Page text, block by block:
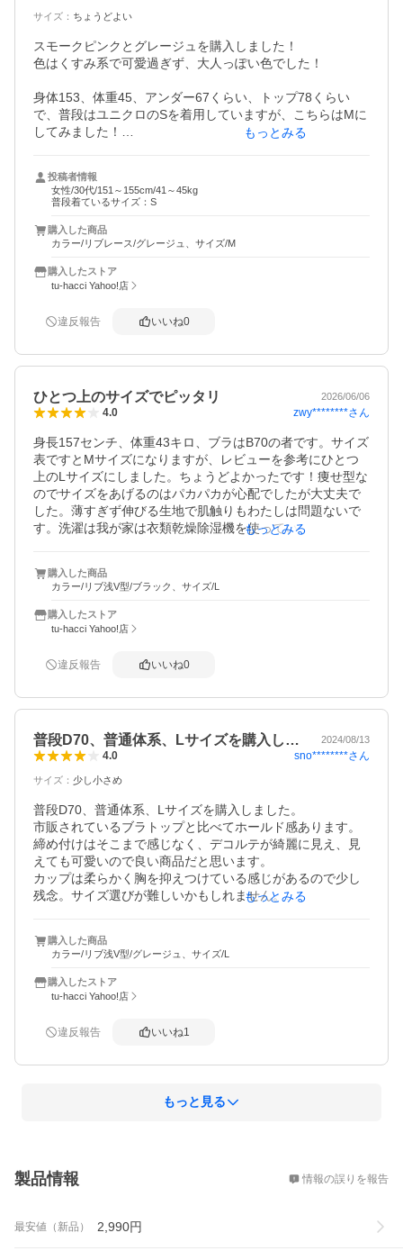
サイズ ： ちょうどよい
スモークピンクとグレージュを購入しました！
色はくすみ系で可愛過ぎず、大人っぽい色でした！
身体153、体重45、アンダー67くらい、トップ78くらい
で、普段はユニクロのSを着用していますが、こちらはMに
してみました！
場合はその方が良いかなと思います。
もっとみる
投稿者情報
女性/30代/151～155cm/41～45kg
普段着ているサイズ：S
購入した商品
カラー/リブレース/グレージュ、サイズ/M
購入したストア
tu-hacci Yahoo!店
違反報告 いいね0
ひとつ上のサイズでピッタリ 2026/06/06
4.0 zwy********さん
身長157センチ、体重43キロ、ブラはB70の者です。サイズ
表ですとMサイズになりますが、レビューを参考にひとつ
上のLサイズにしました。ちょうどよかったです！痩せ型な
のでサイズをあげるのはパカパカが心配でしたが大丈夫で
した。薄すぎず伸びる生地で肌触りもわたしは問題ないで
す。洗濯は我が家は衣類乾燥除湿機を使っていて分厚いも
つかな〜
もっとみる
購入した商品
カラー/リブ浅V型/ブラック、サイズ/L
購入したストア
tu-hacci Yahoo!店
違反報告 いいね0
普段D70、普通体系、Lサイズを購入し… 2024/08/13
4.0 sno********さん
サイズ ： 少し小さめ
普段D70、普通体系、Lサイズを購入しました。
市販されているブラトップと比べてホールド感あります。
締め付けはそこまで感じなく、デコルテが綺麗に見え、見
えても可愛いので良い商品だと思います。
カップは柔らかく胸を抑えつけている感じがあるので少し
残念。サイズ選びが難しいかもしれません。
夏は着る枚数を少なくしたいし、着心地は良かったので他
の商品も試してみたいと思います。
もっとみる
購入した商品
カラー/リブ浅V型/グレージュ、サイズ/L
購入したストア
tu-hacci Yahoo!店
違反報告 いいね1
もっと見る
製品情報 情報の誤りを報告
最安値（新品） 2,990円